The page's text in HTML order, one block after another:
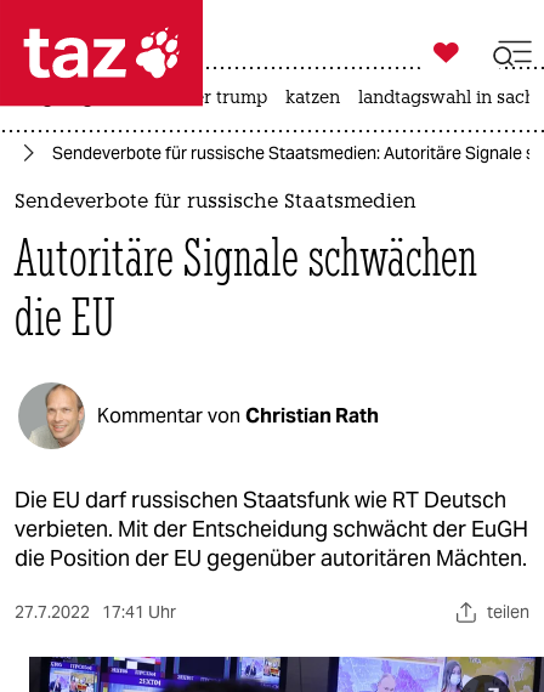
 taz zahl ich
taz zahl ich
politik
öko
gesellschaft
kultur
sport
berlin
nord
wahrheit

taz zahl ich
usa unter trump katzen landtagswahl in
Sendeverbote für russische Staatsmedien: Autoritäre Signale
Sendeverbote für russische Staatsmedien
Autoritäre Signale schwächen
die EU
Kommentar von Christian Rath
Die EU darf russischen Staatsfunk wie RT Deutsch
verbieten. Mit der Entscheidung schwächt der EuGH
die Position der EU gegenüber autoritären Mächten.
27.7.2022 17:41 Uhr teilen